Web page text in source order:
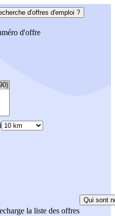
d'offres d'emploi ?
d'offre
la liste des offres
Qui sont